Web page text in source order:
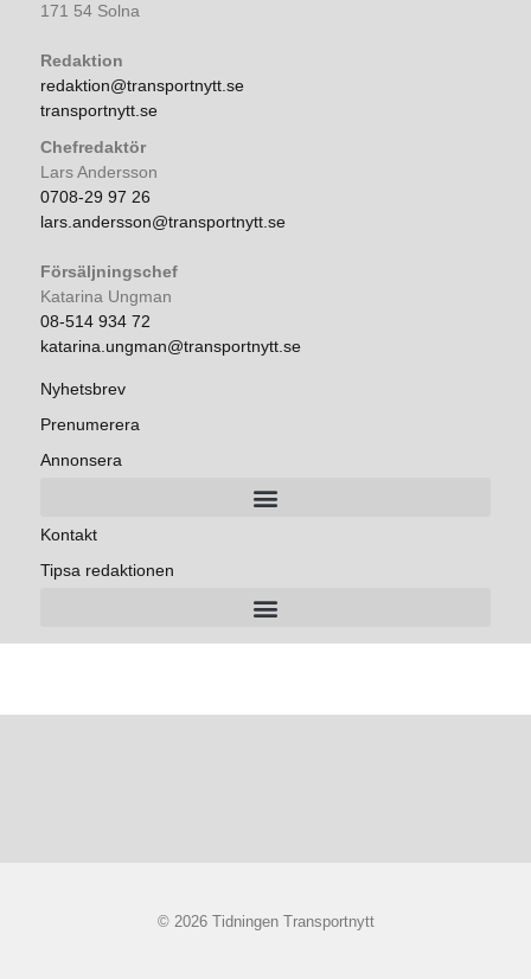
171 54 Solna
Redaktion
redaktion@transportnytt.se
transportnytt.se
Chefredaktör
Lars Andersson
0708-29 97 26
lars.andersson@transportnytt.se
Försäljningschef
Katarina Ungman
08-514 934 72
katarina.ungman@transportnytt.se
Nyhetsbrev
Prenumerera
Annonsera
Kontakt
Tipsa redaktionen
© 2026 Tidningen Transportnytt